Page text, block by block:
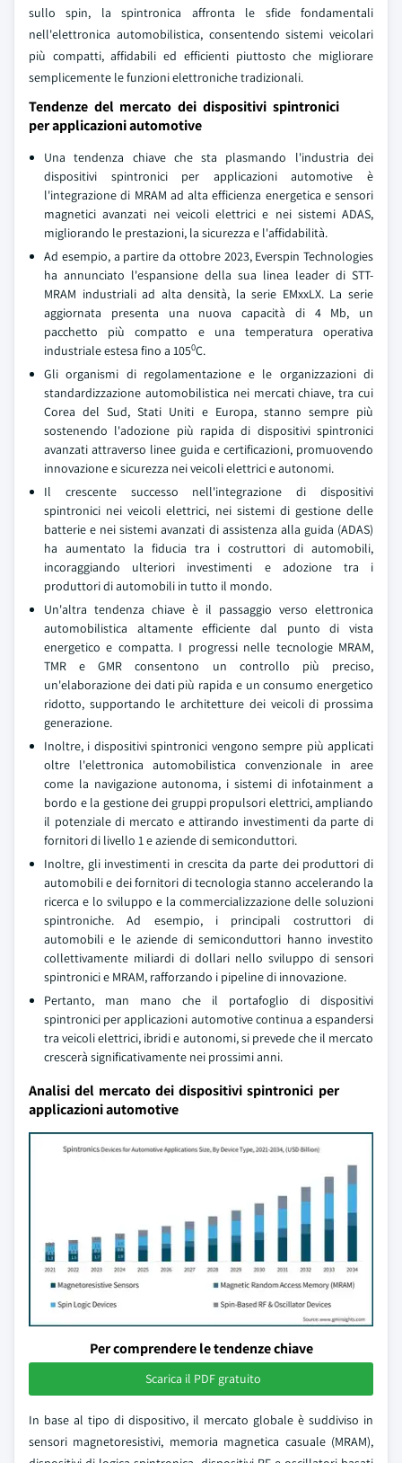
sullo spin, la spintronica affronta le sfide fondamentali
nell'elettronica automobilistica, consentendo sistemi veicolari
più compatti, affidabili ed efficienti piuttosto che migliorare
semplicemente le funzioni elettroniche tradizionali.
Tendenze del mercato dei dispositivi spintronici
per applicazioni automotive
Una tendenza chiave che sta plasmando l'industria dei
dispositivi spintronici per applicazioni automotive è
l'integrazione di MRAM ad alta efficienza energetica e sensori
magnetici avanzati nei veicoli elettrici e nei sistemi ADAS,
migliorando le prestazioni, la sicurezza e l'affidabilità.
Ad esempio, a partire da ottobre 2023, Everspin Technologies
ha annunciato l'espansione della sua linea leader di STT-
MRAM industriali ad alta densità, la serie EMxxLX. La serie
aggiornata presenta una nuova capacità di 4 Mb, un
pacchetto più compatto e una temperatura operativa
industriale estesa fino a 1050C.
Gli organismi di regolamentazione e le organizzazioni di
standardizzazione automobilistica nei mercati chiave, tra cui
Corea del Sud, Stati Uniti e Europa, stanno sempre più
sostenendo l'adozione più rapida di dispositivi spintronici
avanzati attraverso linee guida e certificazioni, promuovendo
innovazione e sicurezza nei veicoli elettrici e autonomi.
Il crescente successo nell'integrazione di dispositivi
spintronici nei veicoli elettrici, nei sistemi di gestione delle
batterie e nei sistemi avanzati di assistenza alla guida (ADAS)
ha aumentato la fiducia tra i costruttori di automobili,
incoraggiando ulteriori investimenti e adozione tra i
produttori di automobili in tutto il mondo.
Un'altra tendenza chiave è il passaggio verso elettronica
automobilistica altamente efficiente dal punto di vista
energetico e compatta. I progressi nelle tecnologie MRAM,
TMR e GMR consentono un controllo più preciso,
un'elaborazione dei dati più rapida e un consumo energetico
ridotto, supportando le architetture dei veicoli di prossima
generazione.
Inoltre, i dispositivi spintronici vengono sempre più applicati
oltre l'elettronica automobilistica convenzionale in aree
come la navigazione autonoma, i sistemi di infotainment a
bordo e la gestione dei gruppi propulsori elettrici, ampliando
il potenziale di mercato e attirando investimenti da parte di
fornitori di livello 1 e aziende di semiconduttori.
Inoltre, gli investimenti in crescita da parte dei produttori di
automobili e dei fornitori di tecnologia stanno accelerando la
ricerca e lo sviluppo e la commercializzazione delle soluzioni
spintroniche. Ad esempio, i principali costruttori di
automobili e le aziende di semiconduttori hanno investito
collettivamente miliardi di dollari nello sviluppo di sensori
spintronici e MRAM, rafforzando i pipeline di innovazione.
Pertanto, man mano che il portafoglio di dispositivi
spintronici per applicazioni automotive continua a espandersi
tra veicoli elettrici, ibridi e autonomi, si prevede che il mercato
crescerà significativamente nei prossimi anni.
Analisi del mercato dei dispositivi spintronici per
applicazioni automotive
Per comprendere le tendenze chiave
Scarica il PDF gratuito
In base al tipo di dispositivo, il mercato globale è suddiviso in
sensori magnetoresistivi, memoria magnetica casuale (MRAM),